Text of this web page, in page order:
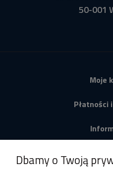
50-001
Moje
Płatności
Dbamy o Twoją